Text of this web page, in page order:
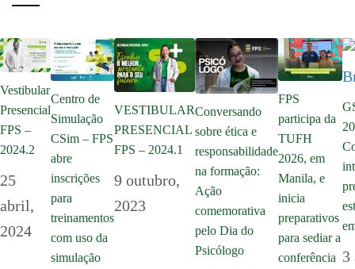
Vestibular
Presencial
FPS –
2024.2
25
abril,
2024
Centro de
Simulação
CSim – FPS
abre
inscrições
para
treinamentos
com uso da
simulação
VESTIBULAR
PRESENCIAL
FPS – 2024.1
9 outubro,
2023
Conversando
sobre ética e
responsabilidade
na formação:
Ação
comemorativa
pelo Dia do
Psicólogo
FPS
participa da
TUFH
2026, em
Manila, e
inicia
preparativos
para sediar a
conferência 3